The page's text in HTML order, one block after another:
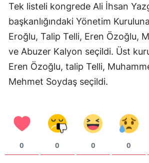
Mersin
Kayseri
Kırklareli
Tek listeli kongrede Ali İhsan
başkanlığındaki Yönetim
Eroğlu, Talip Telli, Eren Özoğlu,
ve Abuzer Kalyon seçildi. Üst
Eren Özoğlu, talip Telli,
Mehmet Soydaş seçildi.
0 0 0 0